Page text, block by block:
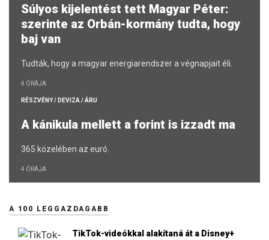
Súlyos kijelentést tett Magyar Péter:
szerinte az Orbán-kormány tudta, hogy
baj van
Tudták, hogy a magyar energiarendszer a végnapjait éli.
4 ÓRÁJA
RÉSZVÉNY / DEVIZA / ÁRU
A kánikula mellett a forint is izzadt ma
365 közelében az euró.
4 ÓRÁJA
A 100 LEGGAZDAGABB
TikTok-videókkal alakítaná át a Disney+